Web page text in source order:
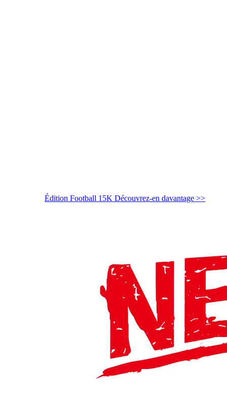
Édition Football 15K Découvrez-en davantage >>